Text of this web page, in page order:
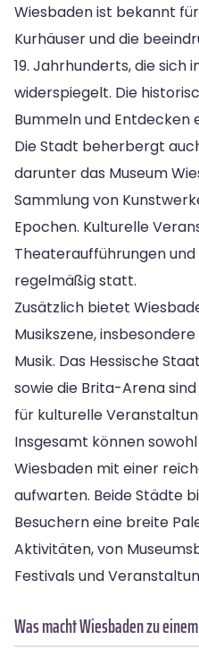
Wiesbaden ist bekannt
Kurhäuser und die
19. Jahrhunderts, die sich
widerspiegelt. Die
Bummeln und Entdecken
Die Stadt beherbergt
darunter das Museum
Sammlung von
Epochen. Kulturelle
Theateraufführungen
regelmäßig statt.
Zusätzlich bietet
Musikszene,
Musik. Das Hessische
sowie die Brita-Arena
für kulturelle
Insgesamt können
Wiesbaden mit einer
aufwarten. Beide Städte
Besuchern eine breite
Aktivitäten, von
Festivals und
Was macht Wiesbaden zu